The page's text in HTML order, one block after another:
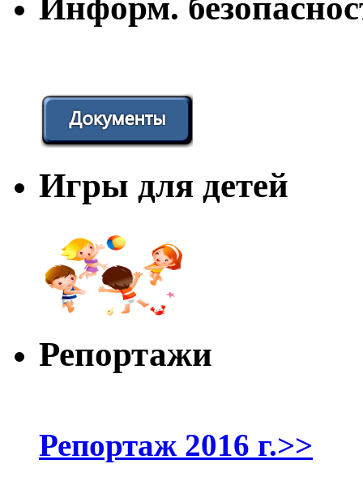
Информ.
Игры для детей
Репортажи
Репортаж 2016 г.>>